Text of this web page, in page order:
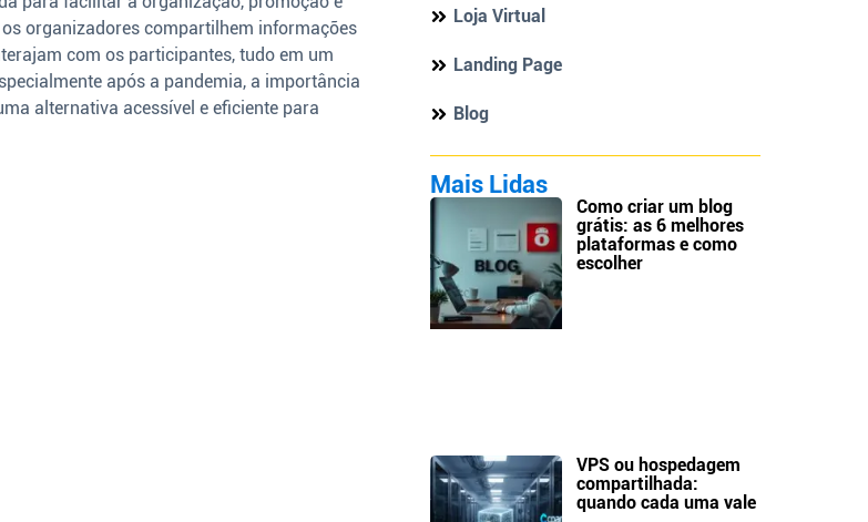
organizadores compartilhem informações
com os participantes, tudo em um
após a pandemia, a importância
alternativa acessível e eficiente para
Loja Virtual
Landing Page
Blog
Mais Lidas
Como criar um blog
grátis: as 6 melhores
plataformas e como
escolher
VPS ou hospedagem
compartilhada:
quando cada uma vale